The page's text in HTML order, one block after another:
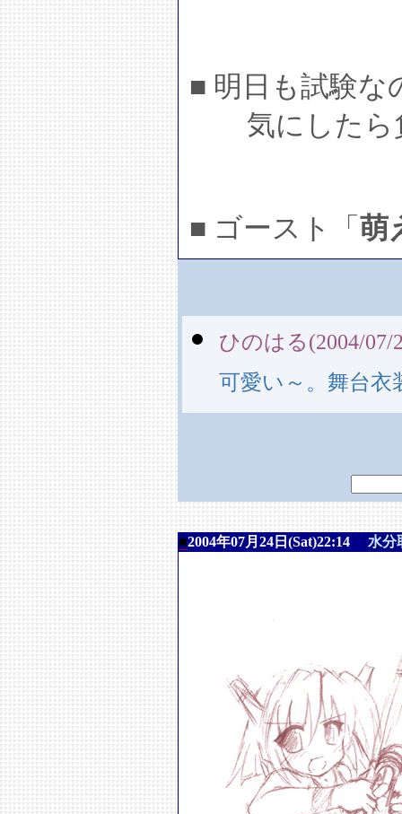
■ 明日も試験な
気にしたら
■ ゴースト「萌
ひのはる(2004/07/
可愛い～。舞台
■2004年07月24日(Sat)22:14 水分